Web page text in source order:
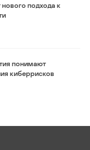
подхода к
понимают
киберрисков